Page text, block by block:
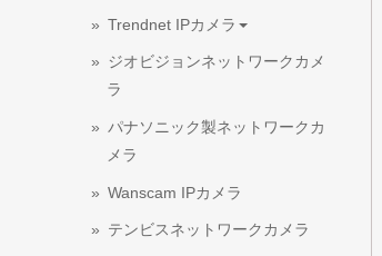
Trendnet IPカメラ
ジオビジョンネットワークカメ
ラ
パナソニック製ネットワークカ
メラ
Wanscam IPカメラ
テンビスネットワークカメラ